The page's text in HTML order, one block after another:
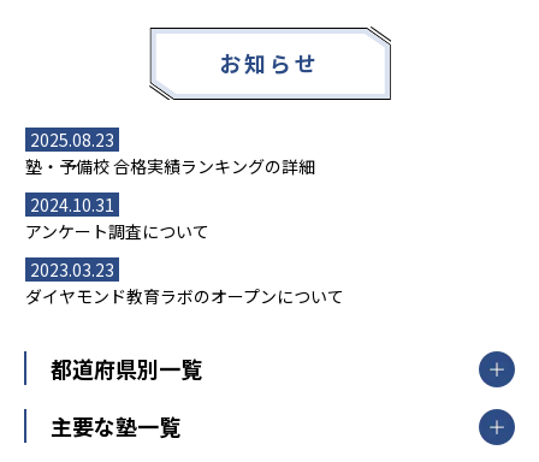
お知らせ
2025.08.23
塾・予備校 合格実績ランキングの詳細
2024.10.31
アンケート調査について
2023.03.23
ダイヤモンド教育ラボのオープンについて
都道府県別一覧
北海道・東北
主要な塾一覧